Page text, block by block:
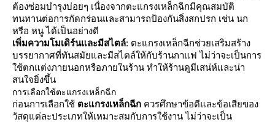
ต้องซ่อมบำรุงบ่อยๆ เนื่องจากตะแกรงเหล็กฉีกมีคุณสมบัติ
ทนทานต่อการกัดกร่อนและสามารถป้องกันสิ่งสกปรก เช่น นก
หรือ หนู ได้เป็นอย่างดี
เพิ่มความโมเดิร์นและมีสไตล์: ตะแกรงเหล็กฉีกช่วยเสริมสร้าง
บรรยากาศที่ทันสมัยและมีสไตล์ให้กับร้านกาแฟ ไม่ว่าจะเป็นการ
ช้ตกแต่งภายนอกหรือภายในร้าน ทำให้ร้านดูมีเสน่ห์และน่า
สนใจยิ่งขึ้น
การเลือกใช้ตะแกรงเหล็กฉีก
ก่อนการเลือกใช้ ตะแกรงเหล็กฉีก ควรศึกษาข้อดีและข้อเสียของ
วัสดุแต่ละประเภทให้เหมาะสมกับการใช้งาน ไม่ว่าจะเป็น